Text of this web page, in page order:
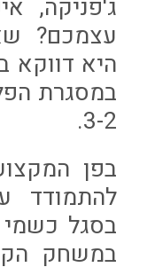
ג'פניקה,
עצמכם?
היא דווקא
במסגרת
3-2.
בפן
להתמודד
בסגל כשמי
במשחק